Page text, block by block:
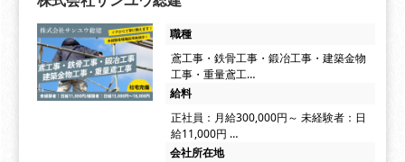
職種
鳶工事・鉄骨工事・鍛冶工事・建築金物
工事・重量鳶工…
給料
正社員：月給300,000円～ 未経験者：日
給11,000円 …
会社所在地